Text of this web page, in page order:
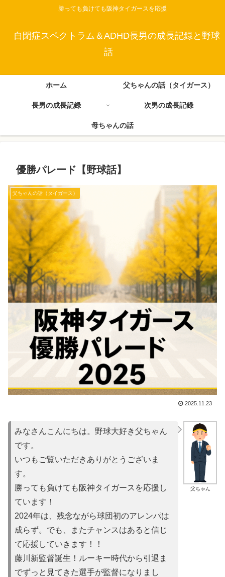
勝っても負けても阪神タイガースを応援
自閉症スペクトラム＆ADHD長男の成長記録と野球
話
ホーム 父ちゃんの話（タイガース）
長男の成長記録 次男の成長記録
母ちゃんの話
優勝パレード【野球話】
父ちゃんの話（タイガース）
2025.11.23
父ちゃん
みなさんこんにちは。野球大好き父ちゃん
です。
いつもご覧いただきありがとうございま
す。
勝っても負けても阪神タイガースを応援し
ています！
2024年は、残念ながら球団初のアレンパは
成らず。でも、またチャンスはあると信じ
て応援していきます！！
藤川新監督誕生！ルーキー時代から引退ま
でずっと見てきた選手が監督になりまし